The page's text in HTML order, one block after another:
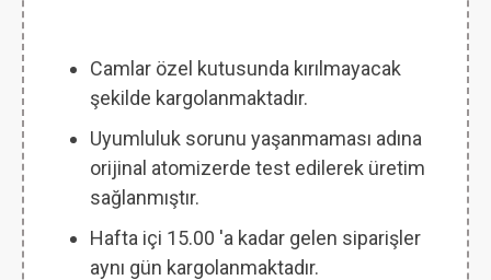
Camlar özel kutusunda kırılmayacak
şekilde kargolanmaktadır.
Uyumluluk sorunu yaşanmaması adına
orijinal atomizerde test edilerek üretim
sağlanmıştır.
Hafta içi 15.00 'a kadar gelen siparişler
aynı gün kargolanmaktadır.